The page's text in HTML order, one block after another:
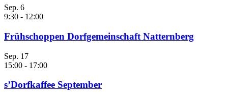
Sep. 6
9:30 - 12:00
Frühschoppen Dorfgemeinschaft Natternberg
Sep. 17
15:00 - 17:00
s’Dorfkaffee September